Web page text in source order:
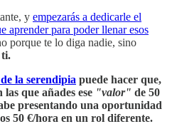
y empezarás a dedicarle el
aprender para poder llenar esos
porque te lo diga nadie, sino
ti.
la serendipia puede hacer que,
que añades ese "valor" de 50
presentando una oportunidad
50 €/hora en un rol diferente.